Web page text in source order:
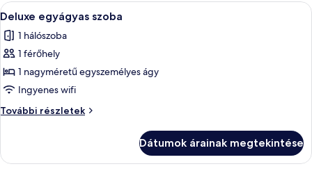
A
következő
szoba
összes
képének
megtekintése:
Deluxe
egyágyas
Egy szállodai szoba, amelyben
4
Deluxe egyágyas szoba
1 hálószoba
1 férőhely
1 nagyméretű egyszemélyes ágy
Ingyenes wifi
További részletek
Deluxe
részletei
Dátumok árainak megtekintése